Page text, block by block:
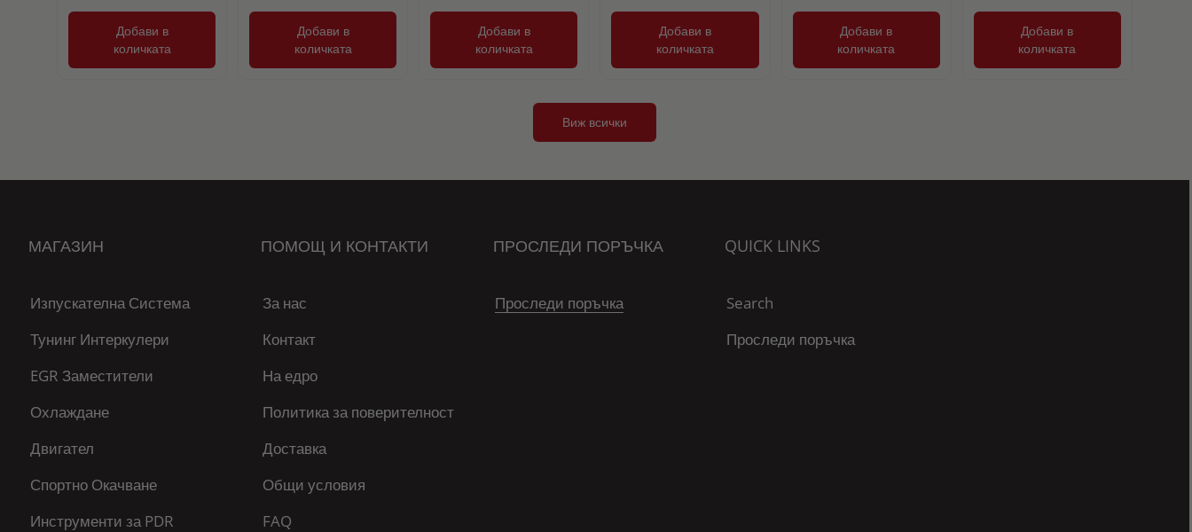
Добави в
количката
Добави в
количката
Добави в
количката
Добави в
количката
Добави в
количката
Добави в
количката
Виж всички
МАГАЗИН
Изпускателна Система
Тунинг Интеркулери
EGR Заместители
Охлаждане
Двигател
Спортно Окачване
Инструменти за PDR
ПОМОЩ И КОНТАКТИ
За нас
Контакт
На едро
Политика за поверителност
Доставка
Общи условия
FAQ
ПРОСЛЕДИ ПОРЪЧКА
Проследи поръчка
QUICK LINKS
Search
Проследи поръчка